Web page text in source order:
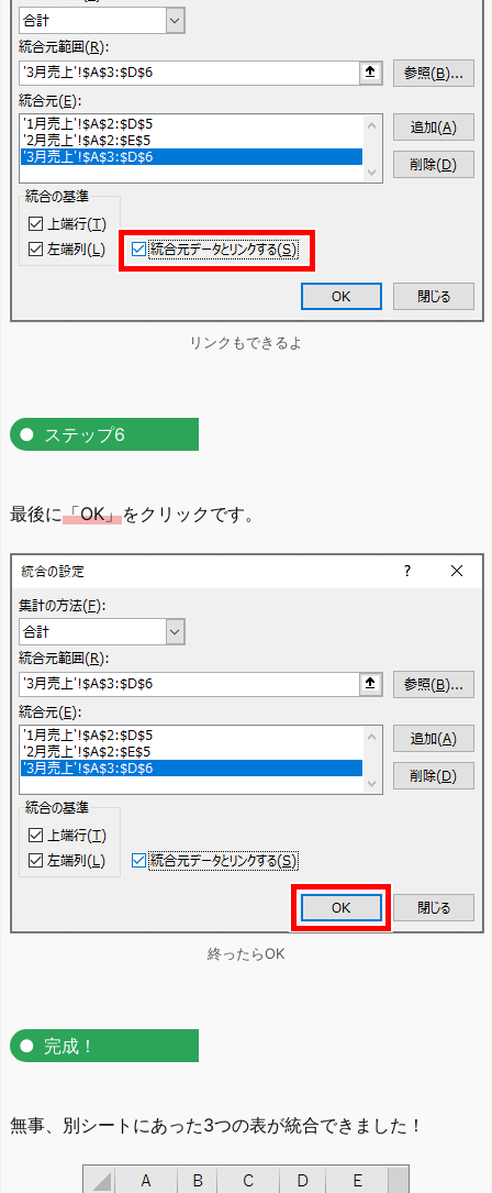
リンクもできるよ
ステップ6
最後に「OK」をクリックです。
終ったらOK
完成！
無事、別シートにあった3つの表が統合できました！